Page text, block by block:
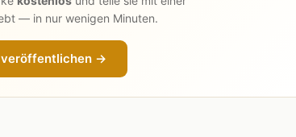
— in nur wenigen Minuten.
→